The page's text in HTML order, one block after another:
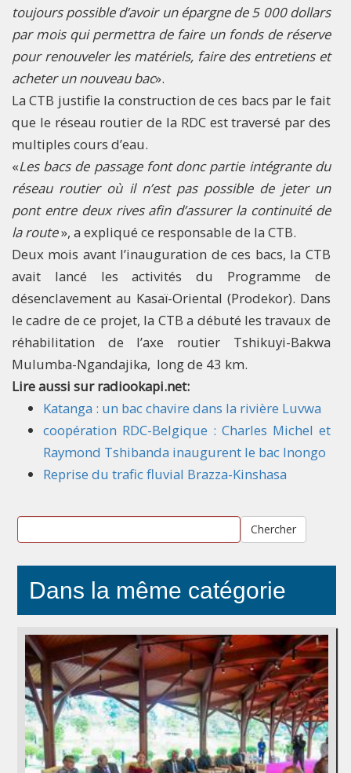
toujours possible d’avoir un épargne de 5 000 dollars
par mois qui permettra de faire un fonds de réserve
pour renouveler les matériels, faire des entretiens et
acheter un nouveau bac».
La CTB justifie la construction de ces bacs par le fait
que le réseau routier de la RDC est traversé par des
multiples cours d’eau.
«Les bacs de passage font donc partie intégrante du
réseau routier où il n’est pas possible de jeter un
pont entre deux rives afin d’assurer la continuité de
la route», a expliqué ce responsable de la CTB.
Deux mois avant l’inauguration de ces bacs, la CTB
avait lancé les activités du Programme de
désenclavement au Kasaï-Oriental (Prodekor). Dans
le cadre de ce projet, la CTB a débuté les travaux de
réhabilitation de l’axe routier Tshikuyi-Bakwa
Mulumba-Ngandajika, long de 43 km.​
Lire aussi sur radiookapi.net:
Katanga : un bac chavire dans la rivière Luvwa
coopération RDC-Belgique : Charles Michel et
Raymond Tshibanda inaugurent le bac Inongo
Reprise du trafic fluvial Brazza-Kinshasa
Chercher
Dans la même catégorie